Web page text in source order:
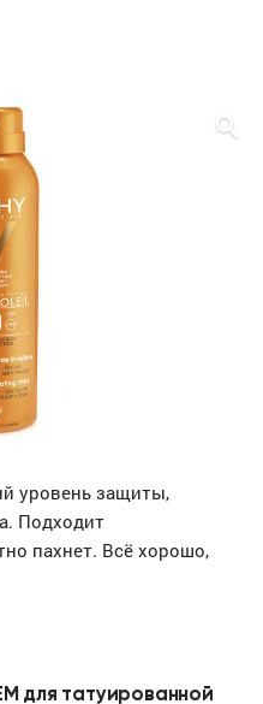
уровень защиты,
Подходит
пахнет. Всё хорошо,
для татуированной